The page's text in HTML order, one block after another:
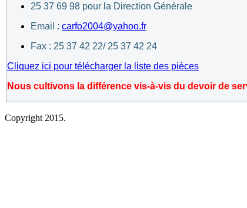
25 37 69 98 pour la Direction Générale
Email : carfo2004@yahoo.fr
Fax : 25 37 42 22/ 25 37 42 24
Cliquez ici pour télécharger la liste des pièces
Nous cultivons la différence vis-à-vis du devoir de
Copyright 2015.